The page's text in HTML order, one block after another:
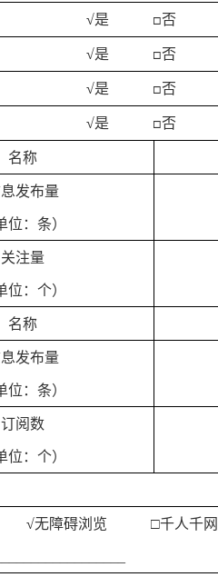
√是 □否
√是 □否
√是 □否
√是 □否
名称
发布量
位：条）
关注量
位：个）
名称
发布量
位：条）
订阅数
位：个）
√无障碍浏览 □千人千网